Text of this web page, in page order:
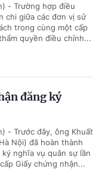
- Trường hợp điều
chi giữa các đơn vị sử
trong cùng một cấp
quyền điều chỉnh...
đăng ký
- Trước đây, ông Khuất
Nội) đã hoàn thành
nghĩa vụ quân sự lần
Giấy chứng nhận...